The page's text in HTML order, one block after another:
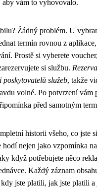
aby vám to vyhovovalo.
Žádný problém. U
termín rovnou z
Prostě si vyberete
si službu.
služeb, takže
volné. Po potvrzení vám
před samotným
historii všeho, co jste
nejen jako vzpomínka
když potřebujete něco
Každý záznam
jste platili, jak jste platili a